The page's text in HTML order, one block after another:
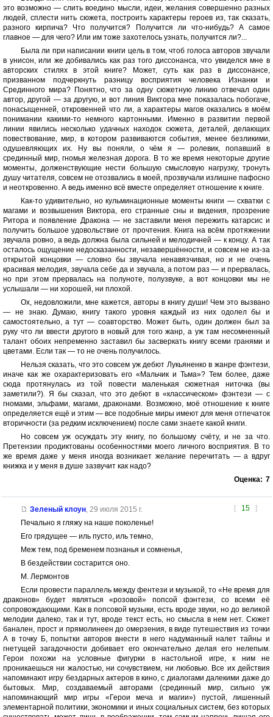
это возможно — слить воедино мысли, идеи, желания совершенно разных
людей, сплести нить сюжета, построить характеры героев из, так сказать,
разного кирпича? Что получится? Получится ли что-нибудь? А самое
главное — для чего? Или им тоже захотелось узнать, получится ли?...
Была ли при написании книги цель в том, чтоб голоса авторов звучали
в унисон, или же добивались как раз того диссонанса, что увиделся мне в
авторских стилях в этой книге? Может, суть как раз в диссонансе,
призванном подчеркнуть разницу восприятия человека Изнанки и
Срединного мира? Понятно, что за одну сюжетную линию отвечал один
автор, другой — за другую, и вот линия Виктора мне показалась побогаче,
понасыщенней, откровенней что ли, а характеры магов оказались в моём
понимании какими-то немного картонными. Именно в развитии первой
линии явились несколько удачных находок сюжета, деталей, делающих
повествование, мир, в котором развиваются события, менее безликими,
одушевляющих их. Ну вы поняли, о чём я — ролевик, попавший в
срединный мир, гномья железная дорога. В то же время некоторые другие
моменты, долженствующие нести большую смысловую нагрузку, тронуть
душу читателя, совсем не отозвались в моей, прозвучали излишне пафосно
и неоткровенно. А ведь именно всё вместе определяет отношение к книге.
Как-то удивительно, но кульминационные моменты книги — схватки с
магами и возвышения Виктора, его странные сны и видения, прозрение
Ритора и появление Дракона — не заставили меня пережить катарсис и
получить большое удовольствие от прочтения. Книга на всём протяжении
звучала ровно, а ведь должна была сильней и мелодичней — к концу. А так
осталось ощущение недосказанности, незавершённости, и совсем не из-за
открытой концовки — словно бы звучала ненавязчивая, но и не очень
красивая мелодия, звучала себе да и звучала, а потом раз — и прервалась,
но при этом прервалась на полуноте, полузвуке, а вот концовки мы не
услышали — ни хорошей, ни плохой.
Ох, недовложили, мне кажется, авторы в книгу души! Чем это вызвано
— не знаю. Думаю, книгу такого уровня каждый из них одолел бы и
самостоятельно, а тут — соавторство. Может быть, один должен был за
руку что ли ввести другого в новый для того жанр, а уж там несомненный
талант обоих непременно заставил бы засверкать книгу всеми гранями и
цветами. Если так — то не очень получилось.
Нельзя сказать, что это совсем уж дебют Лукьяненко в жанре фэнтези,
иначе как же охарактеризовать его «Мальчик и Тьма»? Тем более, даже
сюда протянулась из той повести маленькая сюжетная ниточка (вы
заметили?). Я бы сказал, что это дебют в «классическом» фэнтези — с
гномами, эльфами, магами, драконами. Возможно, моё отношение к книге
определяется ещё и этим — все подобные миры имеют для меня отпечаток
вторичности (за редким исключением) после сами знаете какой книги.
Но совсем уж осуждать эту книгу, по большому счёту, и не за что.
Претензии продиктованы особенностями моего личного восприятия. В то
же время даже у меня иногда возникает желание перечитать — а вдруг
книжка и у меня в душе зазвучит как надо?
Оценка: 7
[ 15 ]
Зеленый клоун, 29 июля 2015 г.
Печально я гляжу на наше поколенье!
Его грядущее — иль пусто, иль темно,
Меж тем, под бременем познанья и сомненья,
В бездействии состарится оно.
М. Лермонтов
Если провести параллель между фентези и музыкой, то «Не время для
драконов» будет являться «розовой» попсой фэнтези, со всеми её
сопровождающими. Как в попсовой музыки, есть вроде звуки, но до великой
мелодии далеко, так и тут, вроде текст есть, но смысла в нем нет. Сюжет
банален, прост и прямолинеен до омерзения, в виде путешествия из точки
А в точку Б, попытки авторов внести в него надуманный налет тайны и
гнетущей загадочности добивает его окончательно делая его нелепым.
Герои похожи на условные фигурки в настольной игре, к ним не
проникаешься ни жалостью, ни сочувствием, ни любовью. Все их действия
напоминают игру бездарных актеров в кино, с диалогами далекими даже до
бытовых. Мир, создаваемый авторами (срединный мир, сильно уж
напоминающий мир игры «Герои меча и магии») пустой, лишенный
элементарной политики, экономики и иных социальных систем, без которых